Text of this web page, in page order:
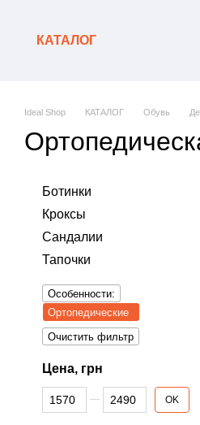
КАТАЛОГ
Ideal Shop КАТАЛОГ Обувь
Ботинки
Кроксы
Сандалии
Тапочки
Особенности:
Ортопедические
Очистить фильтр
Цена, грн
От Цена, грн
До Цена, грн OK